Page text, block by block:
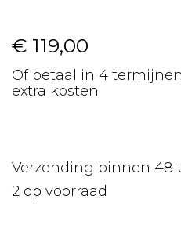
€ 119,00
Of betaal in 4
extra kosten.
Verzending binnen 48
2 op voorraad